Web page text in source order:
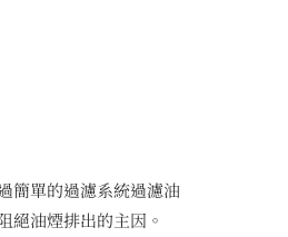
簡單的過濾系統過濾油
絕油煙排出的主因。